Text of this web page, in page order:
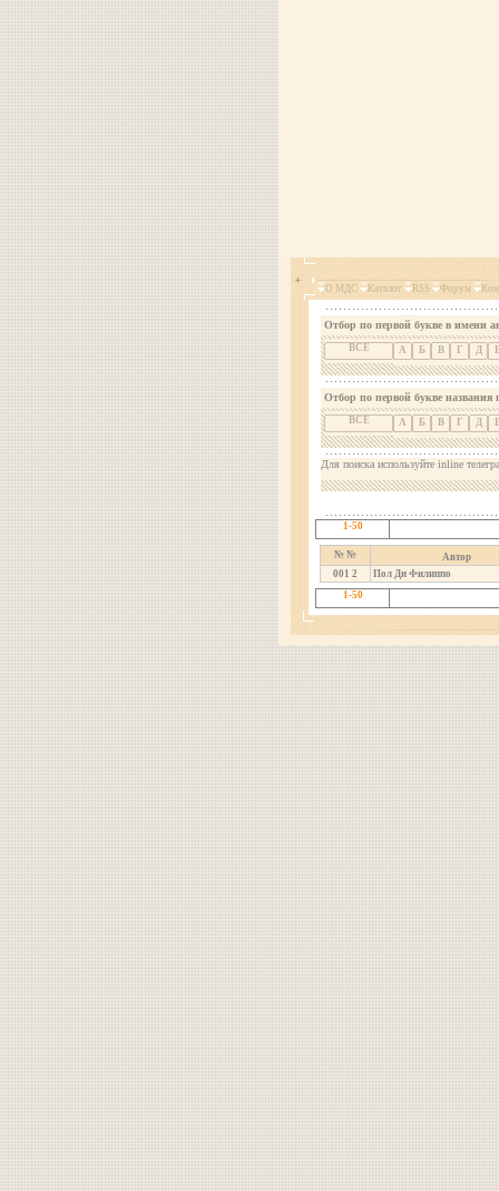
О МДС Каталог RSS Форум
Отбор по первой букве в имени
ВСЕ А Б В Г Д
Отбор по первой букве названия
ВСЕ А Б В Г Д
Для поиска используйте inline
1-50
№ №
Автор
001 2
Пол Ди Филиппо
1-50